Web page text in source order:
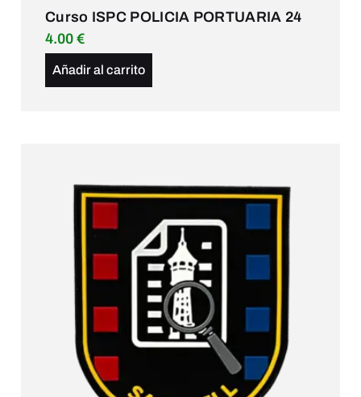
Curso ISPC POLICIA PORTUARIA 24
4.00 €
Añadir al carrito